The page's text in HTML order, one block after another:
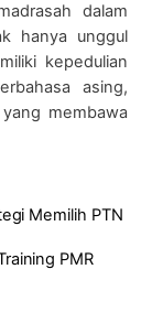
dalam
hanya unggul
kepedulian
asing,
membawa
Memilih PTN
PMR